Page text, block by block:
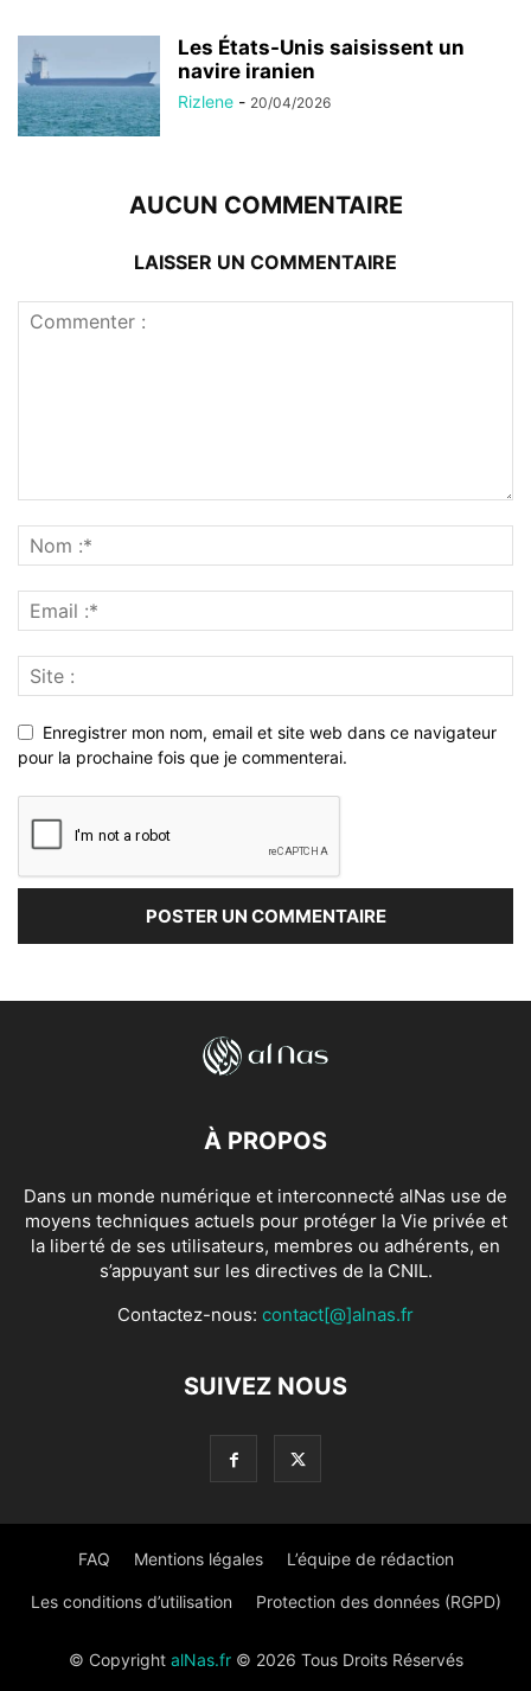
Les États-Unis saisissent un
navire iranien
Rizlene - 20/04/2026
AUCUN COMMENTAIRE
LAISSER UN COMMENTAIRE
Enregistrer mon nom, email et site web dans ce navigateur
pour la prochaine fois que je commenterai.
À PROPOS
Dans un monde numérique et interconnecté alNas use de
moyens techniques actuels pour protéger la Vie privée et
la liberté de ses utilisateurs, membres ou adhérents, en
s’appuyant sur les directives de la CNIL.
Contactez-nous: contact[@]alnas.fr
SUIVEZ NOUS
FAQ Mentions légales L’équipe de rédaction
Les conditions d’utilisation Protection des données (RGPD)
© Copyright alNas.fr© 2026 Tous Droits Réservés